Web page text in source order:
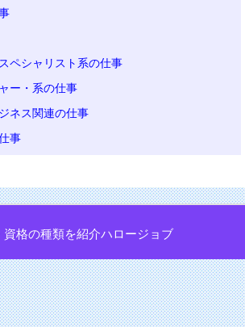
ペシャリスト系の仕事
ー・系の仕事
ネス関連の仕事
事
格の種類を紹介ハロージョブ